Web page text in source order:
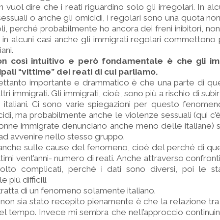
vuol dire che i reati riguardino solo gli irregolari. In
o anche gli omicidi, i regolari sono una quota
perché probabilmente ho ancora dei freni inibitori,
alcuni casi anche gli immigrati regolari commettono
così intuitivo e però fondamentale è che gli
“vittime” dei reati di cui parliamo.
importante e drammatico è che una parte di
immigrati. Gli immigrati, cioè, sono più a rischio di
Ci sono varie spiegazioni per questo
ma probabilmente anche le violenze sessuali (qui
immigrate denunciano anche meno delle italiane)
avvenire nello stesso gruppo.
sulle cause del fenomeno, cioè del perché di
vent’anni- numero di reati. Anche attraverso
complicati, perché i dati sono diversi, poi le
più difficili.
di un fenomeno solamente italiano.
sia stato recepito pienamente è che la relazione
tempo. Invece mi sembra che nell’approccio